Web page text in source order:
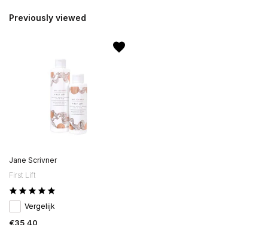
Previously viewed
Jane Scrivner
First Lift
Vergelijk
€35,40